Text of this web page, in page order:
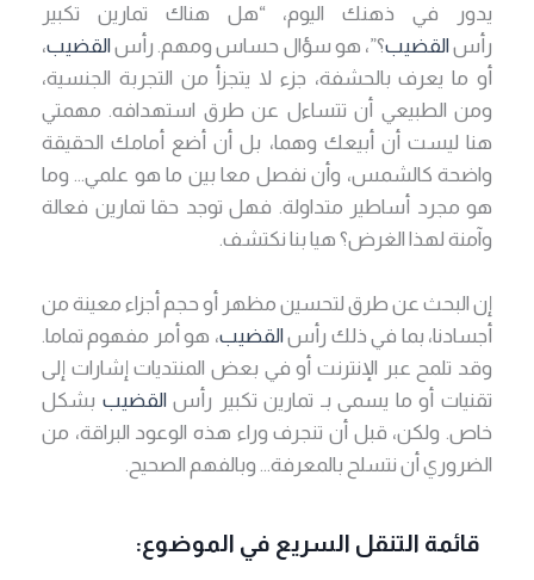
يدور في ذهنك اليوم، “هل هناك تمارين تكبير
رأسالقضيب؟”، هو سؤال حساس ومهم. رأسالقضيب،
أو ما يعرف بالحشفة، جزء لا يتجزأ من التجربة الجنسية،
ومن الطبيعي أن تتساءل عن طرق استهدافه. مهمتي
هنا ليست أن أبيعك وهما، بل أن أضع أمامك الحقيقة
واضحة كالشمس، وأن نفصل معا بين ما هو علمي… وما
هو مجرد أساطير متداولة. فهل توجد حقا تمارين فعالة
وآمنة لهذا الغرض؟ هيا بنا نكتشف.
إن البحث عن طرق لتحسين مظهر أو حجم أجزاء معينة من
أجسادنا، بما في ذلك رأس القضيب، هو أمر مفهوم تماما.
وقد تلمح عبر الإنترنت أو في بعض المنتديات إشارات إلى
تقنيات أو ما يسمى بـ تمارين تكبير رأس القضيب بشكل
خاص. ولكن، قبل أن تنجرف وراء هذه الوعود البراقة، من
الضروري أن نتسلح بالمعرفة… وبالفهم الصحيح.
قائمة التنقل السريع في الموضوع: